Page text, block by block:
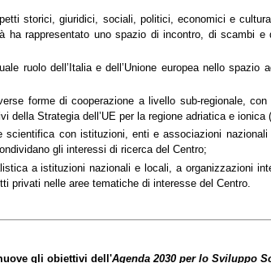
storici, giuridici, sociali, politici, economici e
ha rappresentato uno spazio di incontro, di scambi e
ruolo dell’Italia e dell’Unione europea nello spazio
forme di cooperazione a livello sub-regionale,
della Strategia dell’UE per la regione adriatica e ionica
scientifica con istituzioni, enti e associazioni
gli interessi di ricerca del Centro;
a istituzioni nazionali e locali, a organizzazioni
privati nelle aree tematiche di interesse del Centro.
gli obiettivi dell'Agenda 2030 per lo Sviluppo
–
HORMUZ TRA PACE E GUERRA
di A. Caligiuri